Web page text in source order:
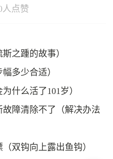
人点赞
之踵的故事）
多少合适）
什么活了101岁）
障清除不了（解决办法
双钩向上露出鱼钩）